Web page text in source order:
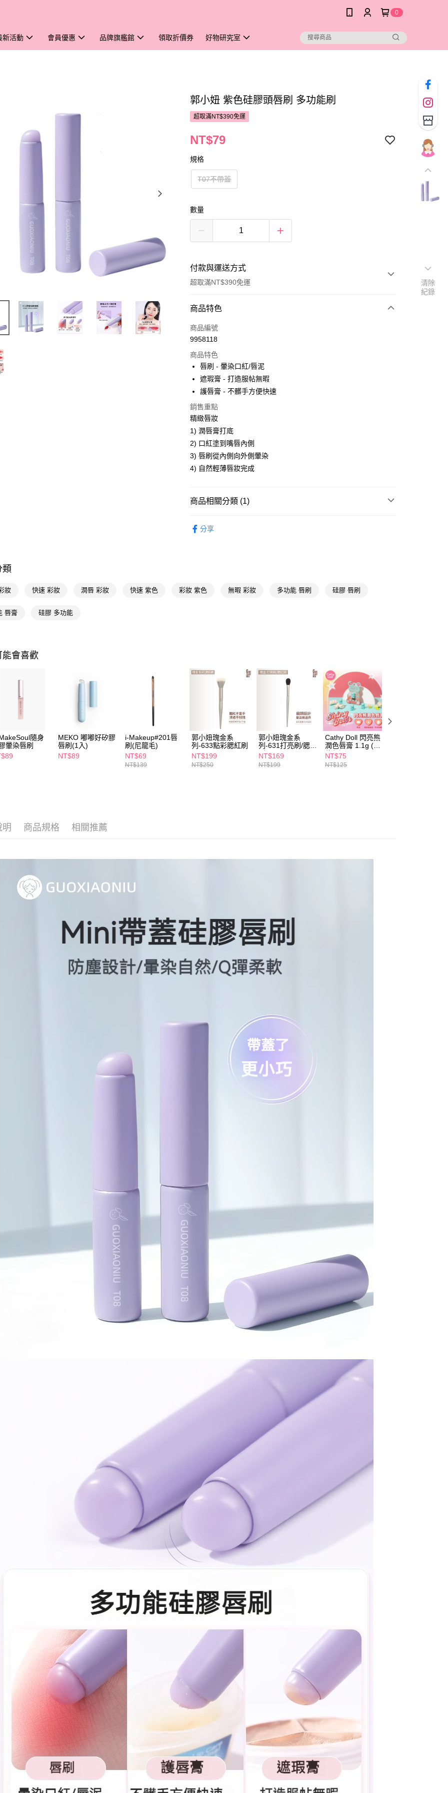
0
新活動 會員優惠 品牌旗艦館 領取折價券 好物研究室
郭小妞 紫色硅膠頭唇刷 多功能刷
超取滿NT$390免運
NT$79
規格
T07不帶蓋
數量
付款與運送方式
超取滿NT$390免運
付款方式
POYA支付
超商取貨付款
LINE Pay
街口支付
悠遊付
Google Pay
AFTEE先享後付
【關於「AFTEE先享後付」】
AFTEE先享後付是「在收到商品之後才付款」的支付方式。 讓您購物簡單
２．便利：只要手機號碼，簡訊認證，即可結帳。
２．訂單成立數日內，您將收到繳費通知簡訊。
３．收到繳費通知簡訊後14天內，點擊此簡訊中的連結，可透過四大超商
【注意事項】
１．透過由恩沛科技股份有限公司提供之「AFTEE先享後付」服務完成之
交易，需依本服務之必要範圍內提供個人資料，並將交易相關給付款項請
求債權轉讓予恩沛科技股份有限公司。
２．關於個人資料處理事宜，請瀏覽以下網址：
https://aftee.tw/terms/#terms3
３．未成年的使用者請事先徵得法定代理人或監護人之同意方可使用
「AFTEE先享後付」，若未經同意申辦者引起之損失，本公司不負相關責
任。
４．使用「AFTEE先享後付」時，將依據個別帳號之用戶狀況，依本公司
即時審查核予不同之上限額度；若仍有額度不足之情形，本公司將視審查
即享券
運送方式
付款後全家取貨
7-11取貨付款
每筆NT$65，滿NT$490(含以上)免運費
付款後7-11取貨
每筆NT$65，滿NT$490(含以上)免運費
宅配(本島)
每筆NT$100，滿NT$790(含以上)免運費
商品特色
商品編號
9958118
商品特色
唇刷 - 暈染口紅/唇泥
遮瑕膏 - 打造服帖無暇
護唇膏 - 不髒手方便快速
銷售重點
精緻唇妝
1) 潤唇膏打底
2) 口紅塗到嘴唇內側
3) 唇刷從內側向外側暈染
4) 自然輕薄唇妝完成
商品相關分類 (1)
分享
類
妝 快速 彩妝 潤唇 彩妝 快速 紫色 彩妝 紫色 無暇 彩妝 多功能 唇刷 硅膠 唇刷
唇膏 硅膠 多功能
能會喜歡
隨身
暈染唇刷
MEKO 嘟嘟好矽膠
唇刷(1入)
NT$89
i-Makeup#201唇
刷(尼龍毛)
NT$69
NT$139
郭小妞瑰金系
列-633點彩腮紅刷
NT$199
NT$250
郭小妞瑰金系
列-631打亮刷/腮紅
刷
NT$169
NT$199
Cathy Doll 閃亮熊
潤色唇膏 1.1g (多
款任選)
NT$75
NT$125
明 商品規格 相關推薦
清除
紀錄